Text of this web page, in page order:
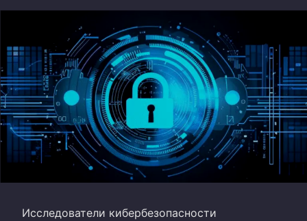
Исследователи кибербезопасности